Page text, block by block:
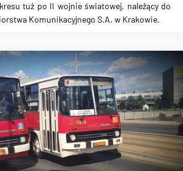
tuż po II wojnie światowej, należący do
Komunikacyjnego S.A. w Krakowie.